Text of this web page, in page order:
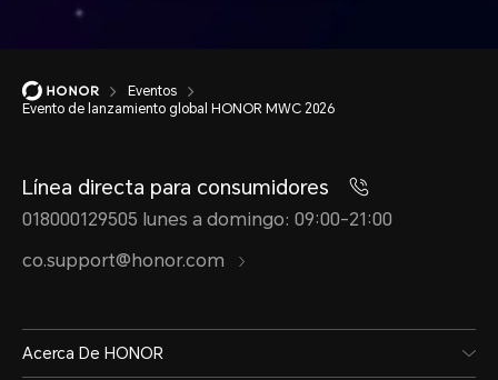
Eventos
Evento de lanzamiento global HONOR MWC 2026
Línea directa para consumidores
018000129505 lunes a domingo: 09:00-21:00
co.support@honor.com
Acerca De HONOR